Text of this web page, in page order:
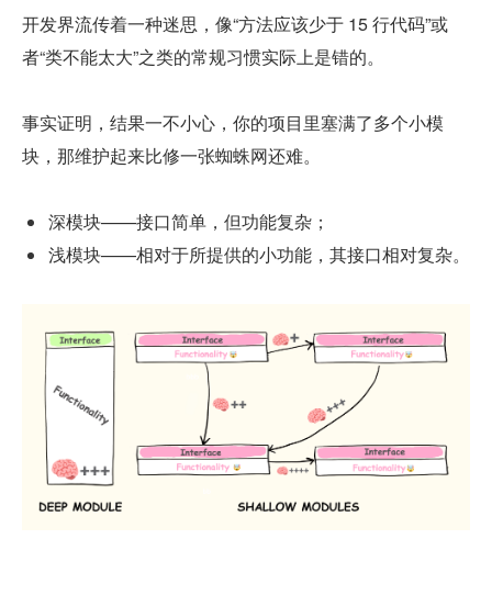
开发界流传着一种迷思，像“方法应该少于 15 行代码”或
者“类不能太大”之类的常规习惯实际上是错的。
事实证明，结果一不小心，你的项目里塞满了多个小模
块，那维护起来比修一张蜘蛛网还难。
深模块——接口简单，但功能复杂；
浅模块——相对于所提供的小功能，其接口相对复杂。